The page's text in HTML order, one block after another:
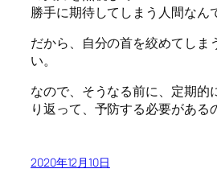
勝手に期待してしまう人間なん
だから、自分の首を絞めてしま
い。
なので、そうなる前に、定期的
り返って、予防する必要がある
2020年12月10日